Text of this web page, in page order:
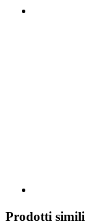
Prodotti simili